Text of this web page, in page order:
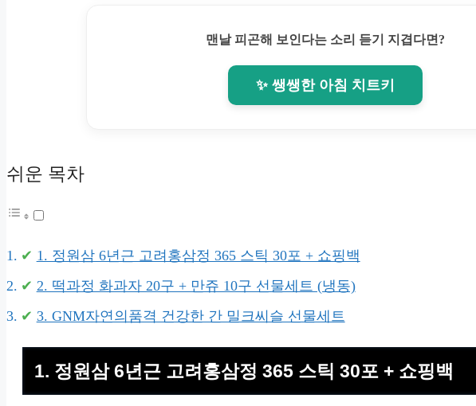
맨날 피곤해 보인다는 소리 듣기 지겹다면?
✨ 쌩쌩한 아침 치트키
쉬운 목차
1. 정원삼 6년근 고려홍삼정 365 스틱 30포 + 쇼핑백
2. 떡과정 화과자 20구 + 만쥬 10구 선물세트 (냉동)
3. GNM자연의품격 건강한 간 밀크씨슬 선물세트
1. 정원삼 6년근 고려홍삼정 365 스틱 30포 + 쇼핑백